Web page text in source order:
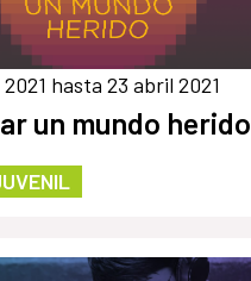
hasta 23 abril 2021
un mundo herido